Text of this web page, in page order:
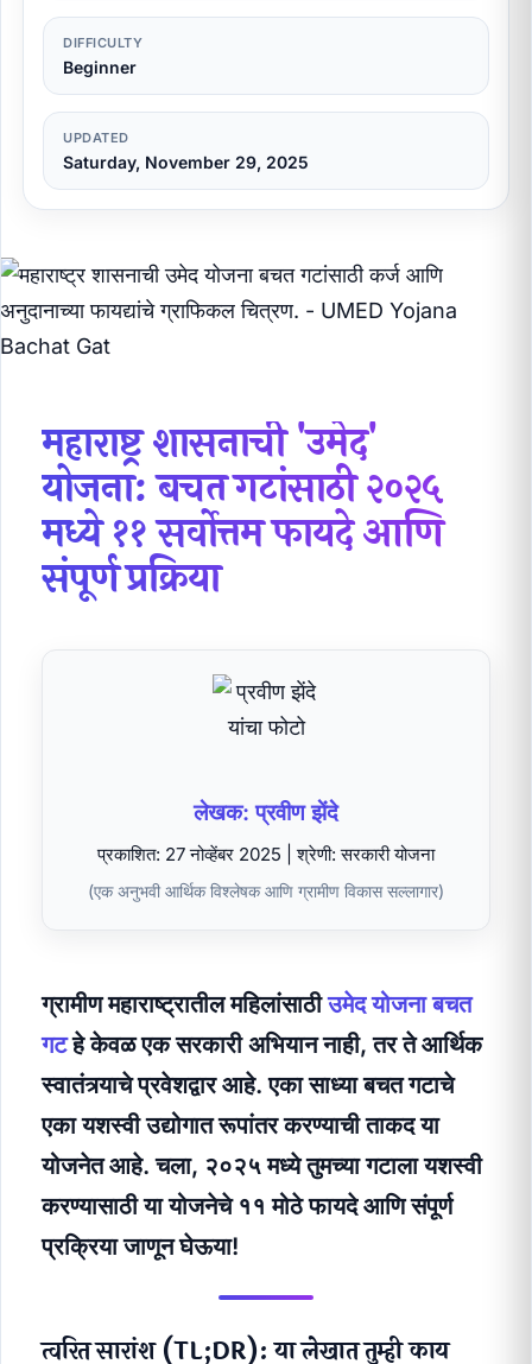
DIFFICULTY
Beginner
UPDATED
Saturday, November 29, 2025
महाराष्ट्र शासनाची 'उमेद'
योजना: बचत गटांसाठी २०२५
मध्ये ११ सर्वोत्तम फायदे आणि
संपूर्ण प्रक्रिया
लेखक: प्रवीण झेंदे
प्रकाशित: 27 नोव्हेंबर 2025 | श्रेणी: सरकारी योजना
(एक अनुभवी आर्थिक विश्लेषक आणि ग्रामीण विकास सल्लागार)
ग्रामीण महाराष्ट्रातील महिलांसाठीउमेद योजना बचत
गटहे केवळ एक सरकारी अभियान नाही, तर ते आर्थिक
स्वातंत्र्याचे प्रवेशद्वार आहे. एका साध्या बचत गटाचे
एका यशस्वी उद्योगात रूपांतर करण्याची ताकद या
योजनेत आहे. चला, २०२५ मध्ये तुमच्या गटाला यशस्वी
करण्यासाठी या योजनेचे ११ मोठे फायदे आणि संपूर्ण
प्रक्रिया जाणून घेऊया!
त्वरित सारांश (TL;DR): या लेखात तुम्ही काय